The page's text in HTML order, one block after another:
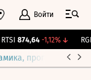
Войти
RTSI 874,64 -1,12%↓
прогнозы